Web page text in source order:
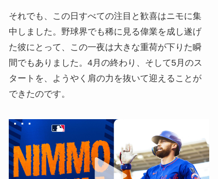
それでも、この日すべての注目と歓喜はニモに集
中しました。野球界でも稀に見る偉業を成し遂げ
た彼にとって、この一夜は大きな重荷が下りた瞬
間でもありました。4月の終わり、そして5月のス
タートを、ようやく肩の力を抜いて迎えることが
できたのです。